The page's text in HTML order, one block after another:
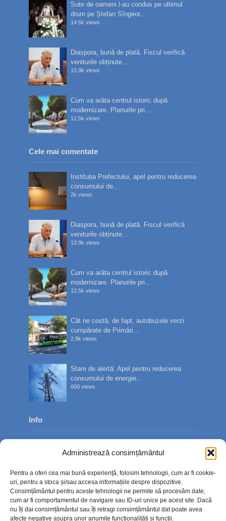
Administrează consimțământul
Pentru a oferi cea mai bună experiență, folosim tehnologii, cum ar fi cookie-
uri, pentru a stoca și/sau accesa informațiile despre dispozitive.
Consimțământul pentru aceste tehnologii ne permite să procesăm date,
cum ar fi comportamentul de navigare sau ID-uri unice pe acest site. Dacă
nu îți dai consimțământul sau îți retragi consimțământul dat poate avea
afecte negative asupra unor anumite funcționalități și funcții.
Sute de oameni l-au condus pe ultimul
drum pe Ștefan Sîngeor...
14.5k views
Diaspora, bună de plată. Fiscul verifică
veniturile obținute...
13.9k views
Cum va arăta centrul istoric după
modernizare. Planurile pri...
12.5k views
Cele mai comentate
Instituția Prefectului, apel pentru reducerea
consumului de...
2k views
Diaspora, bună de plată. Fiscul verifică
veniturile obținute...
13.9k views
Cum va arăta centrul istoric după
modernizare. Planurile pri...
12.5k views
Cât ne costă, de fapt, autobuzele verzi
cumpărate de Primări...
2.8k views
Stare de alertă: Apel pentru reducerea
consumului de energie...
600 views
Info
Contact
Politica de confidențialitate
Politică cookie-uri (UE)